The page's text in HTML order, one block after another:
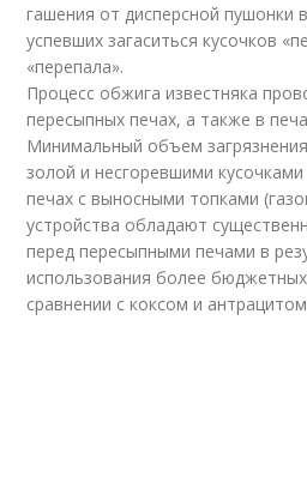
гашения от дисперсной пушонки
успевших загаситься кусочков
«перепала».
Процесс обжига известняка
пересыпных печах, а также в
Минимальный объем
золой и несгоревшими
печах с выносными топками
устройства обладают
перед пересыпными печами в
использования более
сравнении с коксом и